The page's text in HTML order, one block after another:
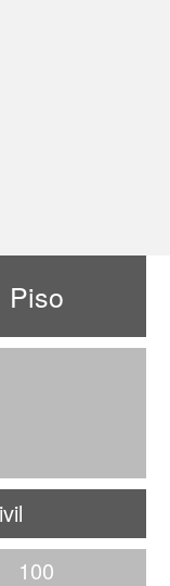
Piso
100